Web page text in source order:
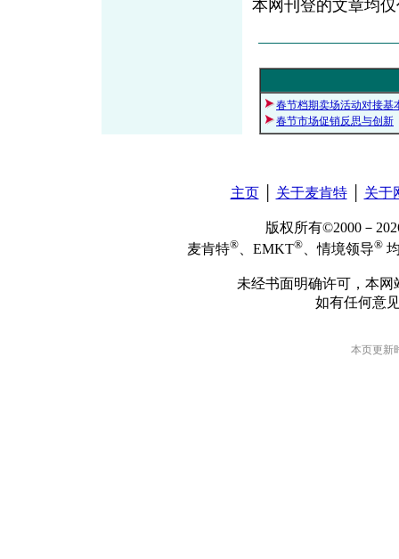
本网刊登的文章均
春节档期卖场活动对接基
春节市场促销反思与创新
主页│ 关于麦肯特│ 关于
版权所有©2000－
麦肯特® 、EMKT® 、情境领导®
未经书面明确许可，本
如有任何意
本页更新